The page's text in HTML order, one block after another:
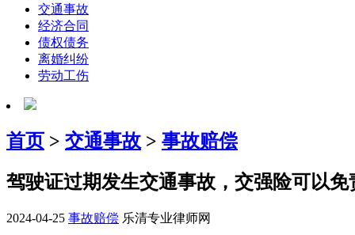
交通事故
经济合同
债权债务
离婚纠纷
劳动工伤
首页 > 交通事故 > 事故赔偿
驾驶证过期发生交通事故，交强险可以免
2024-04-25 事故赔偿 乐清专业律师网